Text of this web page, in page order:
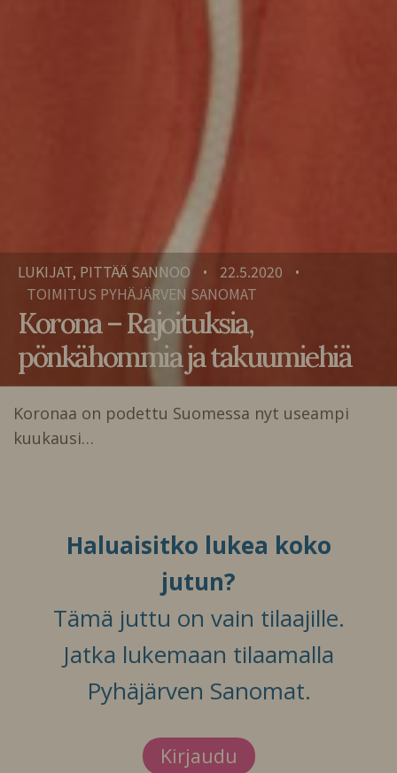
LUKIJAT, PITTÄÄ SANNOO • 22.5.2020 •
TOIMITUS PYHÄJÄRVEN SANOMAT
Korona – Rajoituksia,
pönkähommia ja takuumiehiä
Koronaa on podettu Suomessa nyt useampi
kuukausi…
Haluaisitko lukea koko
jutun?
Tämä juttu on vain tilaajille.
Jatka lukemaan tilaamalla
Pyhäjärven Sanomat.
Kirjaudu